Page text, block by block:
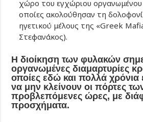
χώρο του εγχώριου οργανωμένου
οποίες ακολούθησαν τη
ηγετικού μέλους της «Greek
Στεφανάκος).
Η διοίκηση των φυλακών
οργανωμένες διαμαρτυρίες
οποίες εδώ και πολλά χρόνια
να μην κλείνουν οι πόρτες
προβλεπόμενες ώρες, με
προσχήματα.